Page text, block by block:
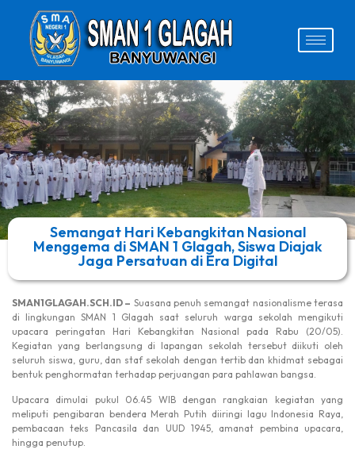
Semangat Hari Kebangkitan Nasional
Menggema di SMAN 1 Glagah, Siswa Diajak
Jaga Persatuan di Era Digital
SMAN1GLAGAH.SCH.ID – Suasana penuh semangat nasionalisme terasa
di lingkungan SMAN 1 Glagah saat seluruh warga sekolah mengikuti
upacara peringatan Hari Kebangkitan Nasional pada Rabu (20/05).
Kegiatan yang berlangsung di lapangan sekolah tersebut diikuti oleh
seluruh siswa, guru, dan staf sekolah dengan tertib dan khidmat sebagai
bentuk penghormatan terhadap perjuangan para pahlawan bangsa.
Upacara dimulai pukul 06.45 WIB dengan rangkaian kegiatan yang
meliputi pengibaran bendera Merah Putih diiringi lagu Indonesia Raya,
pembacaan teks Pancasila dan UUD 1945, amanat pembina upacara,
hingga penutup.